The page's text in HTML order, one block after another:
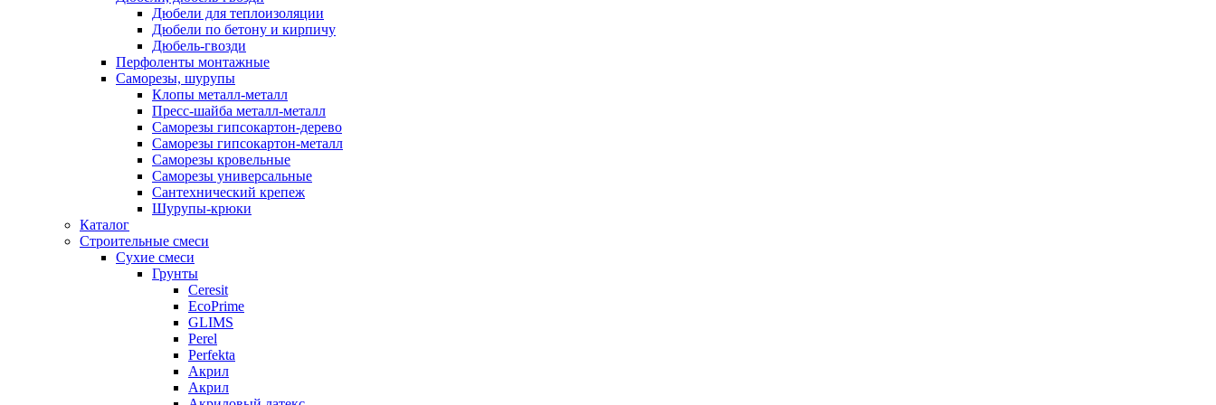
Дюбели для теплоизоляции
Дюбели по бетону и кирпичу
Дюбель-гвозди
Перфоленты монтажные
Саморезы, шурупы
Клопы металл-металл
Пресс-шайба металл-металл
Саморезы гипсокартон-дерево
Саморезы гипсокартон-металл
Саморезы кровельные
Саморезы универсальные
Сантехнический крепеж
Шурупы-крюки
Каталог
Строительные смеси
Сухие смеси
Грунты
Ceresit
EcoPrime
GLIMS
Perel
Perfekta
Акрил
Акрил